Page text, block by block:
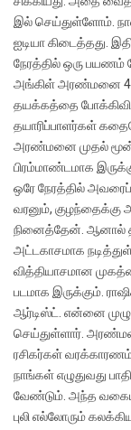
இல் செய்துள்ளோம்.
ஐடியா கிடைத்தது.
நேரத்தில் ஒரு
அங்கிள் அரண்மனை 4
தயக்கத்தை
தயாரிப்பாளர்கள்
அரண்மனை முதல்
பிரம்மாண்டமாக
ஒரே நேரத்தில் அவரைப்
வரனும், குழந்தைக்கு
நினைத்தேன். ஆனால்
அட்டகாசமாக
வித்தியாசமான
படமாக இருக்கும்.
ஆர்டிஸ்ட். என்னை
செய்துள்ளார்.
ரசிகர்கள் வரக்காரணம்
நாங்கள் எழுதுவது
வேண்டும். அந்த
புலி எல்லோரும்